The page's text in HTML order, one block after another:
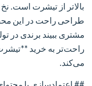
بالاتر از تیشرت است.
طراحی راحت در این
مشتری ببیند برندی در
راحت‌تر به خرید **تیشرت
می‌کند.